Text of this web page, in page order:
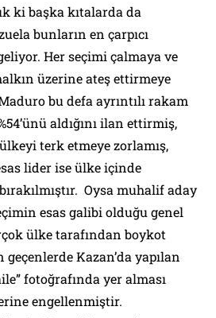
ki başka kıtalarda da
bunların en çarpıcı
Her seçimi çalmaya ve
üzerine ateş ettirmeye
bu defa ayrıntılı rakam
aldığını ilan ettirmiş,
terk etmeye zorlamış,
lider ise ülke içinde
Oysa muhalif aday
esas galibi olduğu genel
ülke tarafından boykot
Kazan’da yapılan
fotoğrafında yer alması
engellenmiştir.